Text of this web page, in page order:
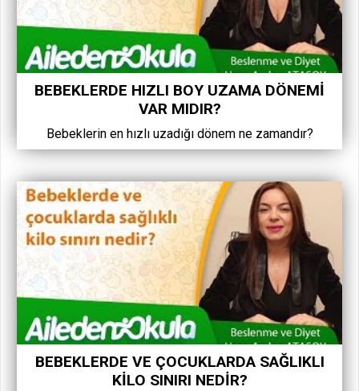
BEBEKLERDE HIZLI BOY UZAMA DÖNEMI
VAR MIDIR?
Bebeklerin en hızlı uzadığı dönem ne zamandır?
BEBEKLERDE VE ÇOCUKLARDA SAĞLIKLI
KILO SINIRI NEDIR?